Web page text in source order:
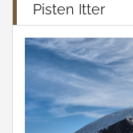
Pisten Itter